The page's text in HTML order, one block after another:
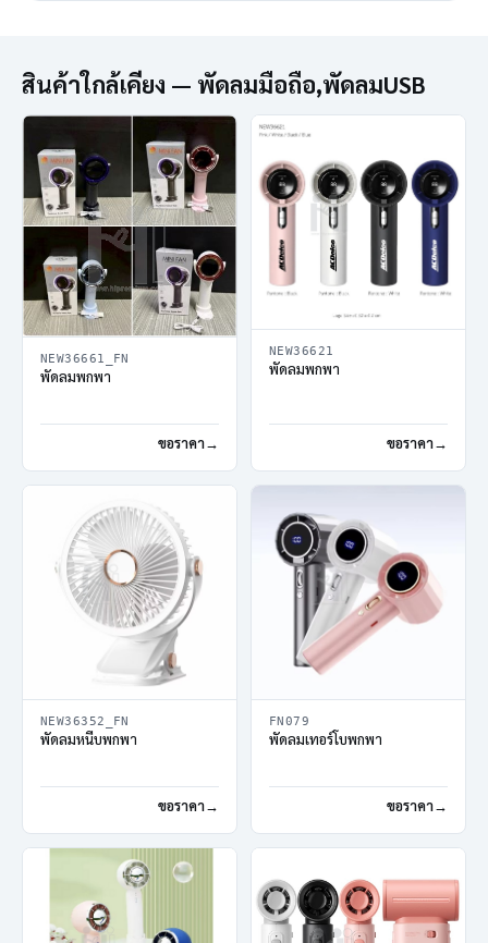
สินค้าใกล้เคียง — พัดลมมือถือ,พัดลมUSB
NEW36661_FN
พัดลมพกพา
ขอราคา
NEW36621
พัดลมพกพา
ขอราคา
NEW36352_FN
พัดลมหนีบพกพา
ขอราคา
FN079
พัดลมเทอร์โบพกพา
ขอราคา